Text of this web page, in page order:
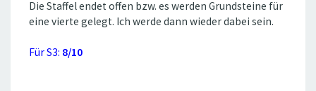
Die Staffel endet offen bzw. es werden Grundsteine für
eine vierte gelegt. Ich werde dann wieder dabei sein.
Für S3: 8/10